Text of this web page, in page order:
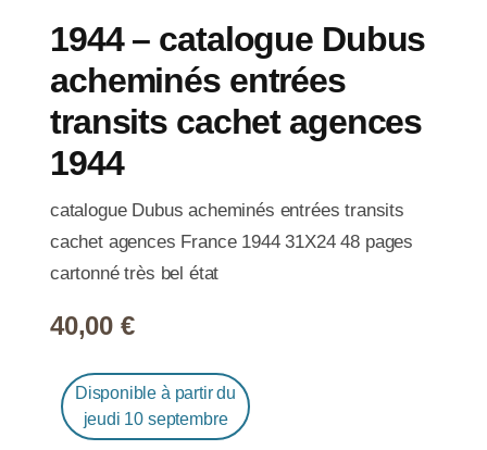
1944 – catalogue Dubus
acheminés entrées
transits cachet agences
1944
catalogue Dubus acheminés entrées transits
cachet agences France 1944 31X24 48 pages
cartonné très bel état
40,00 €
Disponible à partir du
jeudi 10 septembre